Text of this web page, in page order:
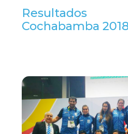
Resultados
Cochabamba